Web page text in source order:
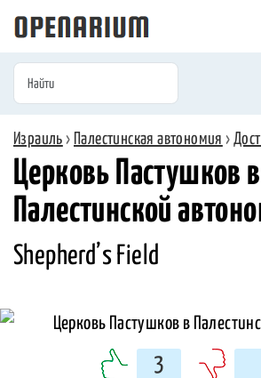
Израиль › Палестинская автономия ›
Церковь Пастушков в
Палестинской
Shepherd’s Field
3